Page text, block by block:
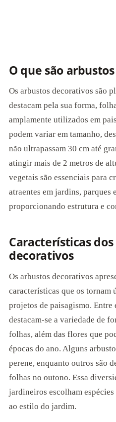
O que são
Os arbustos decorativos são
destacam pela sua forma,
amplamente utilizados em
podem variar em tamanho,
não ultrapassam 30 cm até
atingir mais de 2 metros de
vegetais são essenciais para
atraentes em jardins, parques
proporcionando estrutura e
Características
decorativos
Os arbustos decorativos
características que os tornam
projetos de paisagismo. Entre
destacam-se a variedade de
folhas, além das flores que
épocas do ano. Alguns
perene, enquanto outros são
folhas no outono. Essa
jardineiros escolham
ao estilo do jardim.